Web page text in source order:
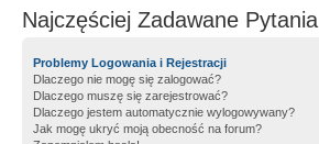
Najczęściej Zadawane Pytania
Problemy Logowania i Rejestracji
Dlaczego nie mogę się zalogować?
Dlaczego muszę się zarejestrować?
Dlaczego jestem automatycznie wylogowywany?
Jak mogę ukryć moją obecność na forum?